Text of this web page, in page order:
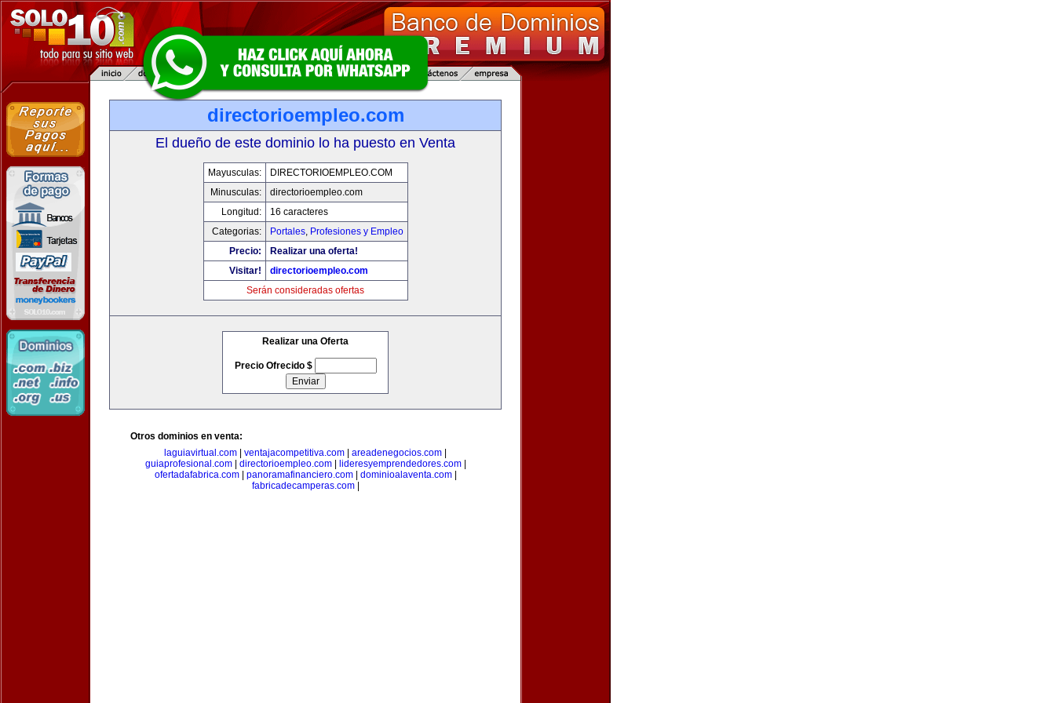
directorioempleo.com
El dueño de este dominio lo ha puesto en Venta
Mayusculas:
DIRECTORIOEMPLEO.COM
Minusculas:
directorioempleo.com
Longitud:
16 caracteres
Categorias:
Portales, Profesiones y Empleo
Precio:
Realizar una oferta!
Visitar!
directorioempleo.com
Serán consideradas ofertas
Realizar una Oferta
Precio Ofrecido $
Otros dominios en venta:
laguiavirtual.com
ventajacompetitiva.com areadenegocios.com
guiaprofesional.com| directorioempleo.com| lideresyemprendedores.com|
ofertadafabrica.com| panoramafinanciero.com| dominioalaventa.com|
fabricadecamperas.com|